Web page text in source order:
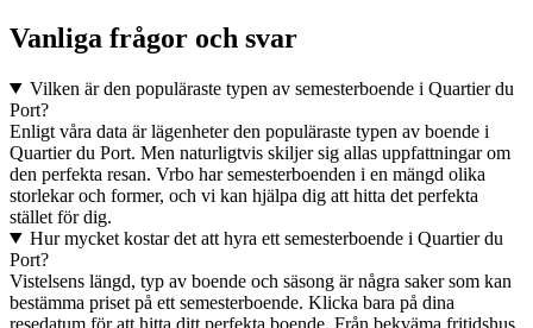
Vanliga frågor och svar
Vilken är den populäraste typen av semesterboende i Quartier du
Port?
Enligt våra data är lägenheter den populäraste typen av boende i
Quartier du Port. Men naturligtvis skiljer sig allas uppfattningar om
den perfekta resan. Vrbo har semesterboenden i en mängd olika
storlekar och former, och vi kan hjälpa dig att hitta det perfekta
stället för dig.
Hur mycket kostar det att hyra ett semesterboende i Quartier du
Port?
Vistelsens längd, typ av boende och säsong är några saker som kan
bestämma priset på ett semesterboende. Klicka bara på dina
resedatum för att hitta ditt perfekta boende. Från bekväma fritidshus